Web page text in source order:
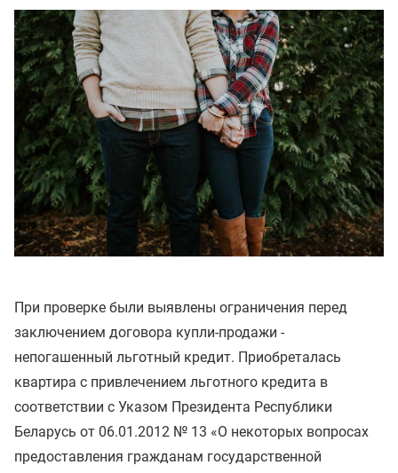
При проверке были выявлены ограничения перед
заключением договора купли-продажи -
непогашенный льготный кредит. Приобреталась
квартира с привлечением льготного кредита в
соответствии с Указом Президента Республики
Беларусь от 06.01.2012 № 13 «О некоторых вопросах
предоставления гражданам государственной